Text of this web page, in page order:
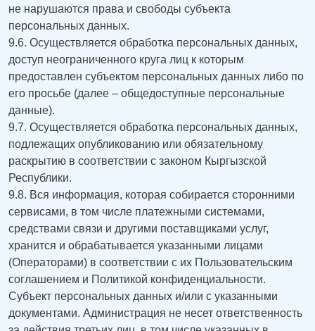
не нарушаются права и свободы субъекта
персональных данных.
9.6. Осуществляется обработка персональных данных,
доступ неограниченного круга лиц к которым
предоставлен субъектом персональных данных либо по
его просьбе (далее – общедоступные персональные
данные).
9.7. Осуществляется обработка персональных данных,
подлежащих опубликованию или обязательному
раскрытию в соответствии с законом Кыргызской
Республики.
9.8. Вся информация, которая собирается сторонними
сервисами, в том числе платежными системами,
средствами связи и другими поставщиками услуг,
хранится и обрабатывается указанными лицами
(Операторами) в соответствии с их Пользовательским
соглашением и Политикой конфиденциальности.
Субъект персональных данных и/или с указанными
документами. Администрация не несет ответственность